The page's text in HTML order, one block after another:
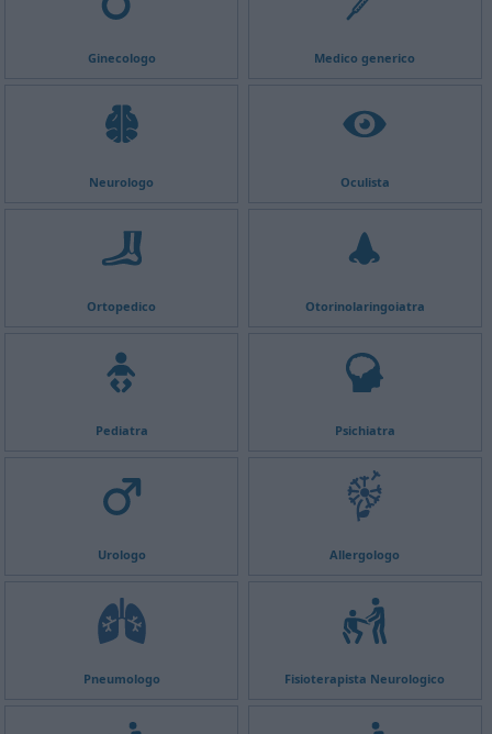
Ginecologo Medico generico
Neurologo Oculista
Ortopedico Otorinolaringoiatra
Pediatra Psichiatra
Urologo Allergologo
Pneumologo Fisioterapista Neurologico